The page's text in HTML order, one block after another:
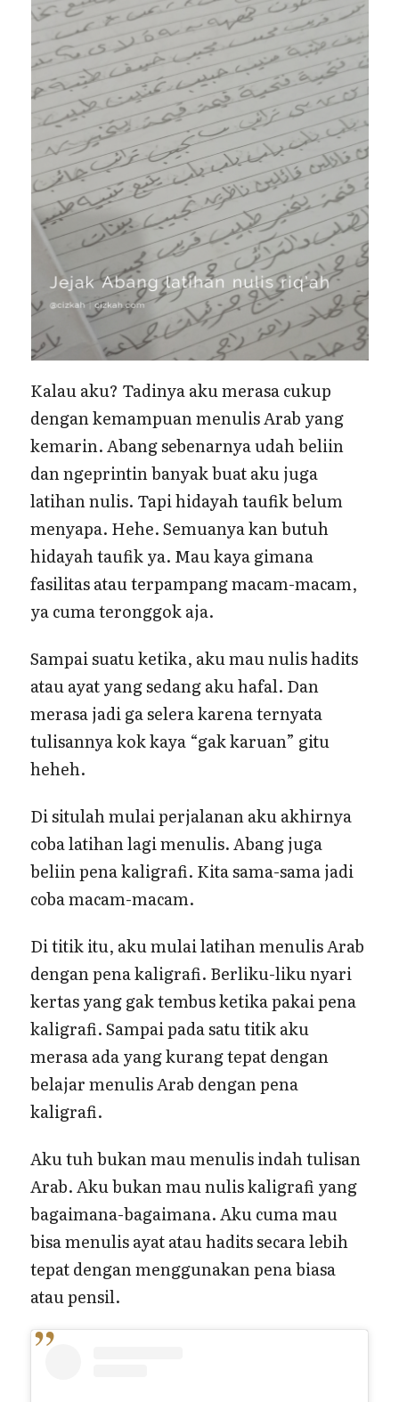
Kalau aku? Tadinya aku merasa cukup
dengan kemampuan menulis Arab yang
kemarin. Abang sebenarnya udah beliin
dan ngeprintin banyak buat aku juga
latihan nulis. Tapi hidayah taufik belum
menyapa. Hehe. Semuanya kan butuh
hidayah taufik ya. Mau kaya gimana
fasilitas atau terpampang macam-macam,
ya cuma teronggok aja.
Sampai suatu ketika, aku mau nulis hadits
atau ayat yang sedang aku hafal. Dan
merasa jadi ga selera karena ternyata
tulisannya kok kaya “gak karuan” gitu
heheh.
Di situlah mulai perjalanan aku akhirnya
coba latihan lagi menulis. Abang juga
beliin pena kaligrafi. Kita sama-sama jadi
coba macam-macam.
Di titik itu, aku mulai latihan menulis Arab
dengan pena kaligrafi. Berliku-liku nyari
kertas yang gak tembus ketika pakai pena
kaligrafi. Sampai pada satu titik aku
merasa ada yang kurang tepat dengan
belajar menulis Arab dengan pena
kaligrafi.
Aku tuh bukan mau menulis indah tulisan
Arab. Aku bukan mau nulis kaligrafi yang
bagaimana-bagaimana. Aku cuma mau
bisa menulis ayat atau hadits secara lebih
tepat dengan menggunakan pena biasa
atau pensil.